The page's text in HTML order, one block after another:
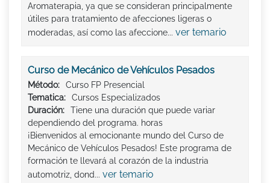
Aromaterapia, ya que se consideran principalmente
útiles para tratamiento de afecciones ligeras o
moderadas, así como las afeccione... ver temario
Curso de Mecánico de Vehículos Pesados
Método:
Curso FP Presencial
Tematica:
Cursos Especializados
Duración:
Tiene una duración que puede variar
dependiendo del programa. horas
¡Bienvenidos al emocionante mundo del Curso de
Mecánico de Vehículos Pesados! Este programa de
formación te llevará al corazón de la industria
automotriz, dond... ver temario